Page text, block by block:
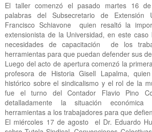
El taller comenzó el pasado martes 16
palabras del Subsecretario de Extensión
Francisco Schiavone quien resaltó la
extensionista de la Universidad, en este
necesidades de capacitación de los
herramientas para que puedan defender sus
Luego del acto de apertura comenzó la
profesora de Historia Gisell Lapalma,
histórico sobre el sindicalismo y el rol de la
fue el turno del Contador Flavio Pino
detalladamente la situación económica
herramientas a los trabajadores para que
El miércoles 17 de agosto el Dr. Eduardo